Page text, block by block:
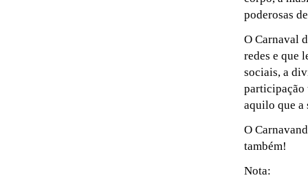
poderosas
O Carnaval
redes e que
sociais, a
participação
aquilo que a
O
também!
Nota: